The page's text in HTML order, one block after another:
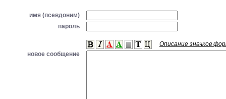
имя (псевдоним)
пароль
Описание значков
новое сообщение